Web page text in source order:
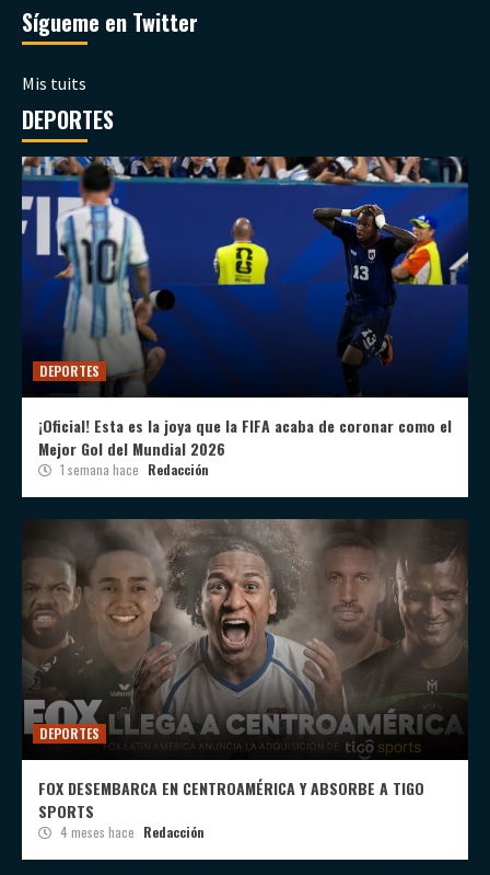
Sígueme en Twitter
Mis tuits
DEPORTES
DEPORTES
¡Oficial! Esta es la joya que la FIFA acaba de coronar como el
Mejor Gol del Mundial 2026
1 semana hace Redacción
DEPORTES
FOX DESEMBARCA EN CENTROAMÉRICA Y ABSORBE A TIGO
SPORTS
4 meses hace Redacción